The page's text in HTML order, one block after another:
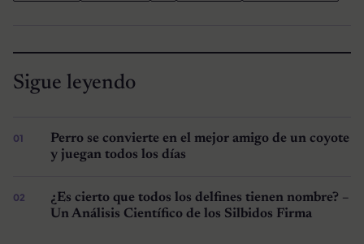
Sigue leyendo
Perro se convierte en el mejor amigo de un coyote
y juegan todos los días
¿Es cierto que todos los delfines tienen nombre? –
Un Análisis Científico de los Silbidos Firma